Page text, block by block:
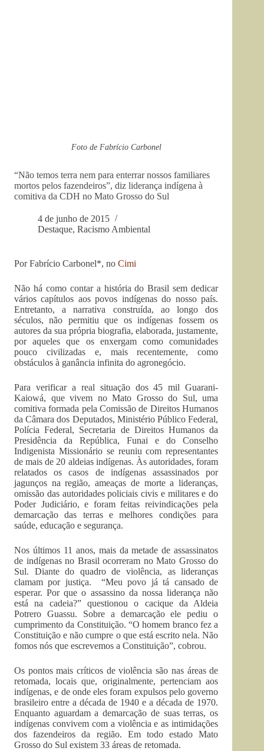
Foto de Fabrício Carbonel
“Não temos terra nem para enterrar nossos familiares
mortos pelos fazendeiros”, diz liderança indígena à
comitiva da CDH no Mato Grosso do Sul
4 de junho de 2015
Destaque, Racismo Ambiental
Por Fabrício Carbonel*, no Cimi
Não há como contar a história do Brasil sem dedicar
vários capítulos aos povos indígenas do nosso país.
Entretanto, a narrativa construída, ao longo dos
séculos, não permitiu que os indígenas fossem os
autores da sua própria biografia, elaborada, justamente,
por aqueles que os enxergam como comunidades
pouco civilizadas e, mais recentemente, como
obstáculos à ganância infinita do agronegócio.
Para verificar a real situação dos 45 mil Guarani-
Kaiowá, que vivem no Mato Grosso do Sul, uma
comitiva formada pela Comissão de Direitos Humanos
da Câmara dos Deputados, Ministério Público Federal,
Polícia Federal, Secretaria de Direitos Humanos da
Presidência da República, Funai e do Conselho
Indigenista Missionário se reuniu com representantes
de mais de 20 aldeias indígenas. Às autoridades, foram
relatados os casos de indígenas assassinados por
jagunços na região, ameaças de morte a lideranças,
omissão das autoridades policiais civis e militares e do
Poder Judiciário, e foram feitas reivindicações pela
demarcação das terras e melhores condições para
saúde, educação e segurança.
Nos últimos 11 anos, mais da metade de assassinatos
de indígenas no Brasil ocorreram no Mato Grosso do
Sul. Diante do quadro de violência, as lideranças
clamam por justiça. “Meu povo já tá cansado de
esperar. Por que o assassino da nossa liderança não
está na cadeia?” questionou o cacique da Aldeia
Potrero Guassu. Sobre a demarcação ele pediu o
cumprimento da Constituição. “O homem branco fez a
Constituição e não cumpre o que está escrito nela. Não
fomos nós que escrevemos a Constituição”, cobrou.
Os pontos mais críticos de violência são nas áreas de
retomada, locais que, originalmente, pertenciam aos
indígenas, e de onde eles foram expulsos pelo governo
brasileiro entre a década de 1940 e a década de 1970.
Enquanto aguardam a demarcação de suas terras, os
indígenas convivem com a violência e as intimidações
dos fazendeiros da região. Em todo estado Mato
Grosso do Sul existem 33 áreas de retomada.